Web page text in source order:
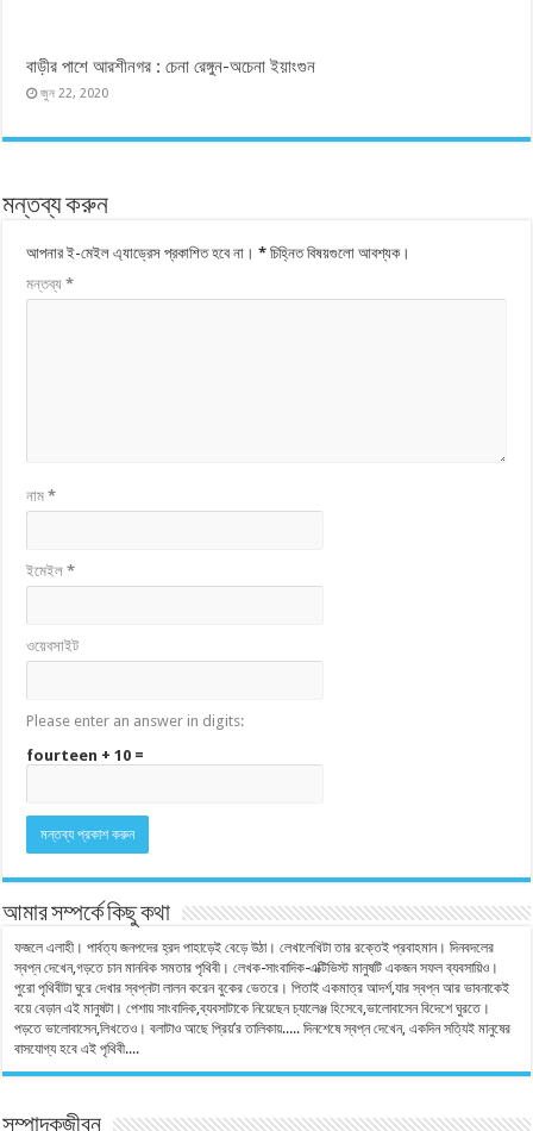
বাড়ীর পাশে আরশীনগর : চেনা রেঙ্গুন-অচেনা ইয়াংগুন
জুন 22, 2020
মন্তব্য করুন
আপনার ই-মেইল এ্যাড্রেস প্রকাশিত হবে না। * চিহ্নিত বিষয়গুলো আবশ্যক।
মন্তব্য*
নাম*
ইমেইল*
ওয়েবসাইট
Please enter an answer in digits:
fourteen + 10 =
আমার সম্পর্কে কিছু কথা
ফজলে এলাহী। পার্বত্য জনপদের হ্রদ পাহাড়েই বেড়ে উঠা। লেখালেখিটা তার রক্তেই প্রবাহমান। দিনবদলের
স্বপ্ন দেখেন,গড়তে চান মানবিক সমতার পৃথিবী। লেখক-সাংবাদিক-এক্টিভিস্ট মানুষটি একজন সফল ব্যবসায়িও।
পুরো পৃথিবীটা ঘুরে দেখার স্বপ্নটা লালন করেন বুকের ভেতরে। পিতাই একমাত্র আদর্শ,যার স্বপ্ন আর ভাবনাকেই
বয়ে বেড়ান এই মানুষটা। পেশায় সাংবাদিক,ব্যবসাটাকে নিয়েছেন চ্যালেঞ্জ হিসেবে,ভালোবাসেন বিদেশে ঘুরতে।
পড়তে ভালোবাসেন,লিখতেও। বলাটাও আছে প্রিয়’র তালিকায়..... দিনশেষে স্বপ্ন দেখেন, একদিন সত্যিই মানুষের
বাসযোগ্য হবে এই পৃথিবী....